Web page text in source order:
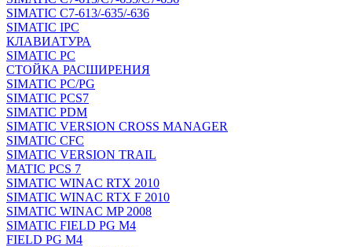
SIMATIC C7-613/-635/-636
SIMATIC IPC
КЛАВИАТУРА
SIMATIC PC
СТОЙКА РАСШИРЕНИЯ
SIMATIC PC/PG
SIMATIC PCS7
SIMATIC PDM
SIMATIC VERSION CROSS MANAGER
SIMATIC CFC
SIMATIC VERSION TRAIL
MATIC PCS 7
SIMATIC WINAC RTX 2010
SIMATIC WINAC RTX F 2010
SIMATIC WINAC MP 2008
SIMATIC FIELD PG M4
FIELD PG M4